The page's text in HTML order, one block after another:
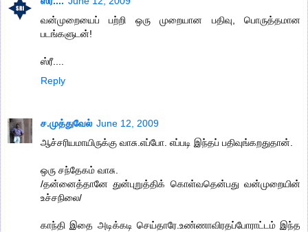
வன்முறையைப் பற்றி ஒரு முறையான பதிவு, பொருத்தமான
படங்களுடன்!
ஸ்ரீ....
Reply
ச.முத்துவேல் June 12, 2009
ஆச்சரியமாயிருக்கு வாசு.எப்போ. எப்படி இந்தப் பதிவுங்கறதுதான்.
ஒரு சந்தேகம் வாசு.
/தன்னைத்தானே துன்புறுத்திக் கொள்வதென்பது வன்முறையின்
உச்சநிலை/
காந்தி இதை அடிக்கடி செய்தாரே.உண்ணாவிரதப்போராட்டம் இந்த